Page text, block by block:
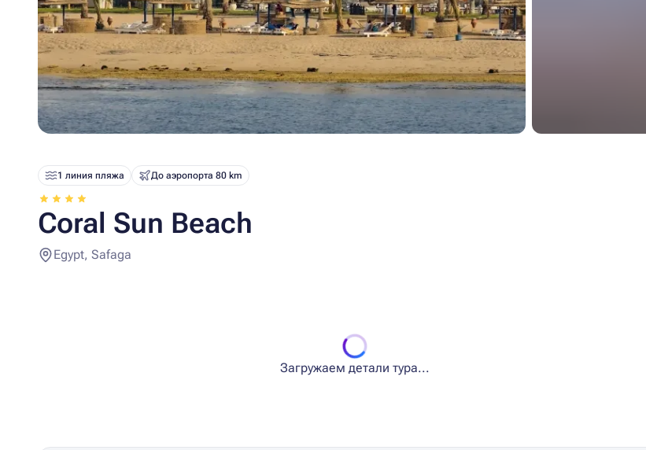
1 линия пляжа До аэропорта 80 km
Coral Sun Beach
Egypt, Safaga
Загружаем детали тура...